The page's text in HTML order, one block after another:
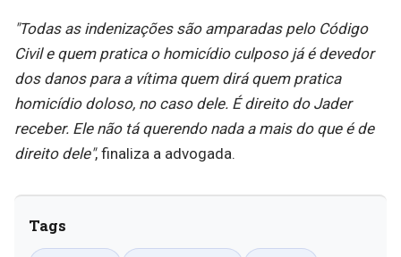
"Todas as indenizações são amparadas pelo Código
Civil e quem pratica o homicídio culposo já é devedor
dos danos para a vítima quem dirá quem pratica
homicídio doloso, no caso dele. É direito do Jader
receber. Ele não tá querendo nada a mais do que é de
direito dele", finaliza a advogada.
Tags